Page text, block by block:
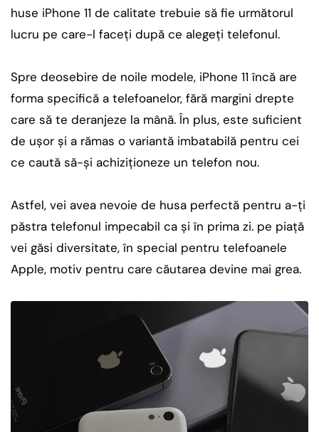
huse iPhone 11 de calitate trebuie să fie următorul
lucru pe care-l faceți după ce alegeți telefonul.
Spre deosebire de noile modele, iPhone 11 încă are
forma specifică a telefoanelor, fără margini drepte
care să te deranjeze la mână. În plus, este suficient
de ușor și a rămas o variantă imbatabilă pentru cei
ce caută să-și achiziționeze un telefon nou.
Astfel, vei avea nevoie de husa perfectă pentru a-ți
păstra telefonul impecabil ca și în prima zi. pe piață
vei găsi diversitate, în special pentru telefoanele
Apple, motiv pentru care căutarea devine mai grea.